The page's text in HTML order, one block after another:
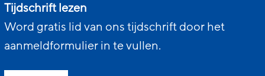
Tijdschrift lezen
Word gratis lid van ons tijdschrift door het
aanmeldformulier in te vullen.